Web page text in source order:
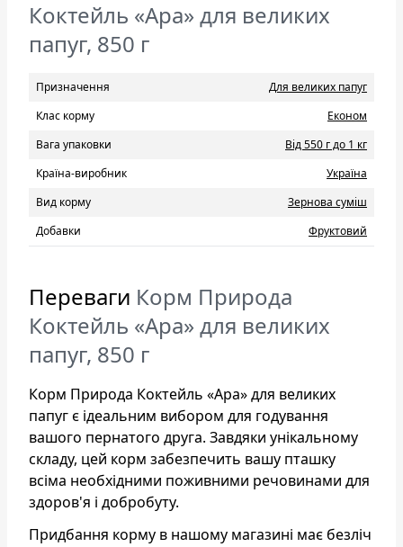
Коктейль «Ара» для великих
папуг, 850 г
Призначення
Для великих папуг
Клас корму
Eконом
Вага упаковки
Від 550 г до 1 кг
Країна-виробник
Україна
Вид корму
Зернова суміш
Добавки
Фруктовий
Переваги Корм Природа
Коктейль «Ара» для великих
папуг, 850 г
Корм Природа Коктейль «Ара» для великих
папуг є ідеальним вибором для годування
вашого пернатого друга. Завдяки унікальному
складу, цей корм забезпечить вашу пташку
всіма необхідними поживними речовинами для
здоров'я і добробуту.
Придбання корму в нашому магазині має безліч